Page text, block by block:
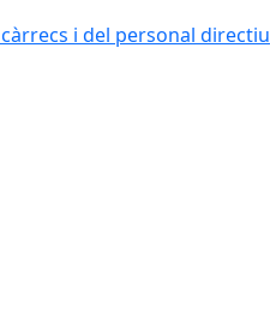
i del personal directiu